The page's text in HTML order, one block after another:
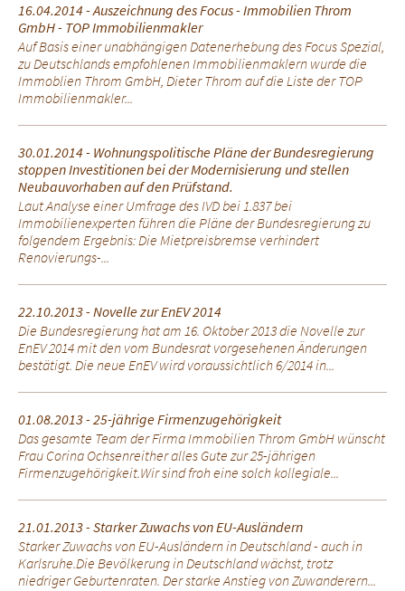
16.04.2014 - Auszeichnung des Focus - Immobilien Throm
GmbH - TOP Immobilienmakler
Auf Basis einer unabhängigen Datenerhebung des Focus Spezial,
zu Deutschlands empfohlenen Immobilienmaklern wurde die
Immoblien Throm GmbH, Dieter Throm auf die Liste der TOP
Immobilienmakler...
30.01.2014 - Wohnungspolitische Pläne der Bundesregierung
stoppen Investitionen bei der Modernisierung und stellen
Neubauvorhaben auf den Prüfstand.
Laut Analyse einer Umfrage des IVD bei 1.837 bei
Immobilienexperten führen die Pläne der Bundesregierung zu
folgendem Ergebnis: Die Mietpreisbremse verhindert
Renovierungs-...
22.10.2013 - Novelle zur EnEV 2014
Die Bundesregierung hat am 16. Oktober 2013 die Novelle zur
EnEV 2014 mit den vom Bundesrat vorgesehenen Änderungen
bestätigt. Die neue EnEV wird voraussichtlich 6/2014 in...
01.08.2013 - 25-jährige Firmenzugehörigkeit
Das gesamte Team der Firma Immobilien Throm GmbH wünscht
Frau Corina Ochsenreither alles Gute zur 25-jährigen
Firmenzugehörigkeit.Wir sind froh eine solch kollegiale...
21.01.2013 - Starker Zuwachs von EU-Ausländern
Starker Zuwachs von EU-Ausländern in Deutschland - auch in
Karlsruhe.Die Bevölkerung in Deutschland wächst, trotz
niedriger Geburtenraten. Der starke Anstieg von Zuwanderern...